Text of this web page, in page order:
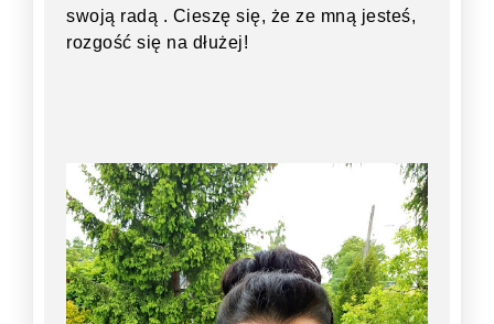
swoją radą . Cieszę się, że ze mną jesteś,
rozgość się na dłużej!